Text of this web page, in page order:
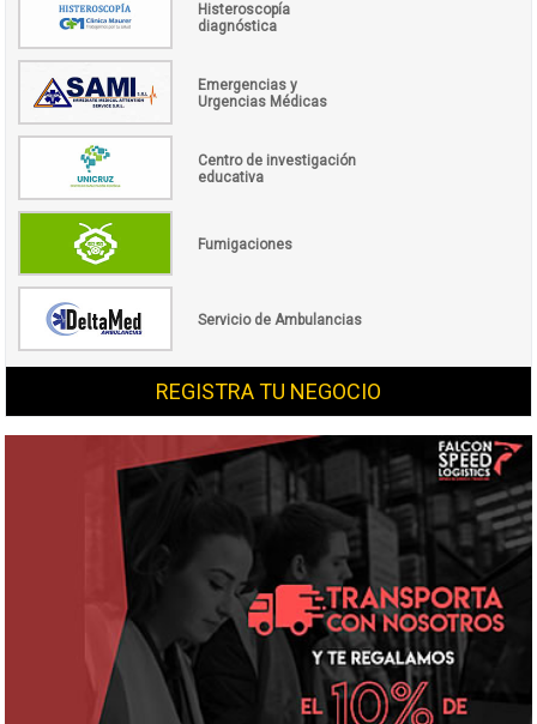
Histeroscopía
diagnóstica
Emergencias y
Urgencias Médicas
Centro de investigación
educativa
Fumigaciones
Servicio de Ambulancias
REGISTRA TU NEGOCIO